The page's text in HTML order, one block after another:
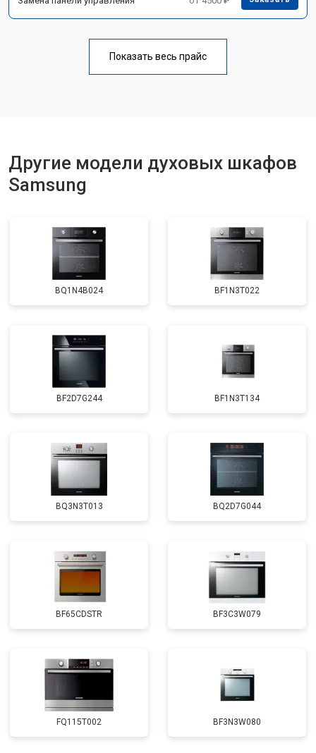
Показать весь прайс
Другие модели духовых шкафов
Samsung
BQ1N4B024 BF1N3T022
BF2D7G244 BF1N3T134
BQ3N3T013 BQ2D7G044
BF65CDSTR BF3C3W079
FQ115T002 BF3N3W080